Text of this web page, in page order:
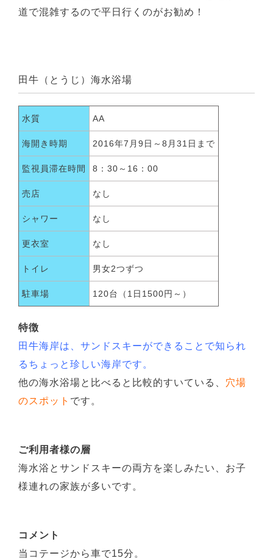
道で混雑するので平日行くのがお勧め！
田牛（とうじ）海水浴場
水質 AA
海開き時期 2016年7月9日～8月31日まで
監視員滞在時間 8：30～16：00
売店 なし
シャワー なし
更衣室 なし
トイレ 男女2つずつ
駐車場 120台（1日1500円～）
特徴
田牛海岸は、サンドスキーができることで知られ
るちょっと珍しい海岸です。
他の海水浴場と比べると比較的すいている、 穴場
のスポット です。
ご利用者様の層
海水浴とサンドスキーの両方を楽しみたい、お子
様連れの家族が多いです。
コメント
当コテージから車で15分。